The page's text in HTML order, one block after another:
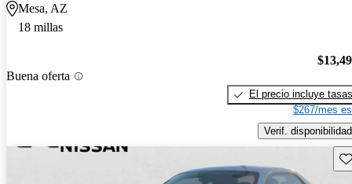
Mesa, AZ
18 millas
Buena oferta
El precio incluye tasas
$267/mes
Verif. disponibilidad